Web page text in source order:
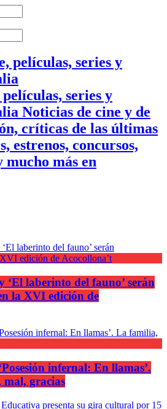
series y
Noticias de cine y de
críticas de las últimas
estrenos, concursos,
mucho más en
y ‘El laberinto del fauno’ serán
la XVI edición de
infernal: En llamas’.
gracias